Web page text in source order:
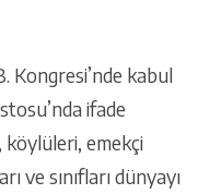
Kongresi’nde kabul
ifade
köylüleri, emekçi
ve sınıfları dünyayı